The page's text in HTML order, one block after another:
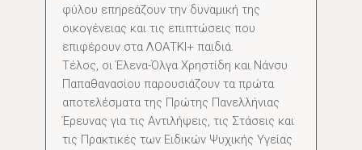
φύλου επηρεάζουν την δυναμική της
οικογένειας και τις επιπτώσεις που
επιφέρουν στα ΛΟΑΤΚΙ+ παιδιά.
Τέλος, οι Έλενα-Όλγα Χρηστίδη και Νάνσυ
Παπαθανασίου παρουσιάζουν τα πρώτα
αποτελέσματα της Πρώτης Πανελλήνιας
Έρευνας για τις Αντιλήψεις, τις Στάσεις και
τις Πρακτικές των Ειδικών Ψυχικής Υγείας